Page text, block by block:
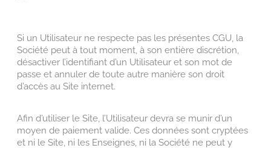
Si un Utilisateur ne respecte pas les présentes CGU, la
Société peut à tout moment, à son entière discrétion,
désactiver l’identifiant d’un Utilisateur et son mot de
passe et annuler de toute autre manière son droit
d’accès au Site internet.
Afin d’utiliser le Site, l’Utilisateur devra se munir d’un
moyen de paiement valide. Ces données sont cryptées
et ni le Site, ni les Enseignes, ni la Société ne peut y